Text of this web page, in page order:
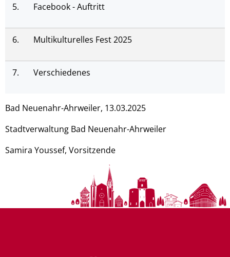
5. Facebook - Auftritt
6. Multikulturelles Fest 2025
7. Verschiedenes
Bad Neuenahr-Ahrweiler, 13.03.2025
Stadtverwaltung Bad Neuenahr-Ahrweiler
Samira Youssef, Vorsitzende